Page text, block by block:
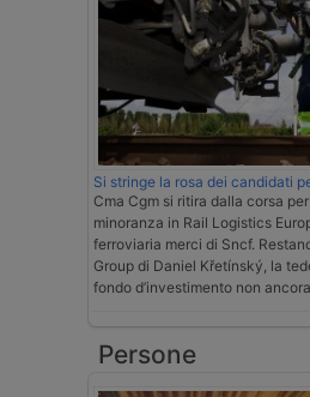
Si stringe la rosa dei candidati
Cma Cgm si ritira dalla corsa
minoranza in Rail Logistics
ferroviaria merci di Sncf.
Group di Daniel Křetínský, la
fondo d’investimento non
Persone